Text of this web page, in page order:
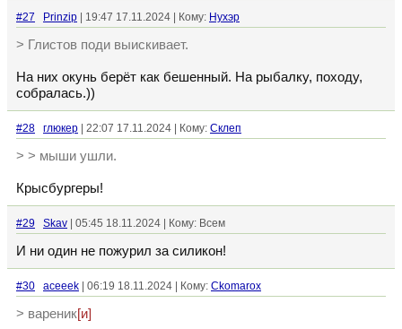
#27 Prinzip | 19:47 17.11.2024 | Кому: Нухэр
> Глистов поди выискивает.
На них окунь берёт как бешенный. На рыбалку, походу,
собралась.))
#28 глюкер | 22:07 17.11.2024 | Кому: Склеп
> > мыши ушли.
Крысбургеры!
#29 Skav | 05:45 18.11.2024 | Кому: Всем
И ни один не пожурил за силикон!
#30 aceeek | 06:19 18.11.2024 | Кому: Ckomarox
> вареник[и]